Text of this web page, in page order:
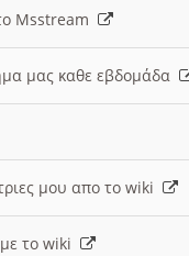
Msstream
μας καθε εβδομάδα
μου απο το wiki
με το wiki